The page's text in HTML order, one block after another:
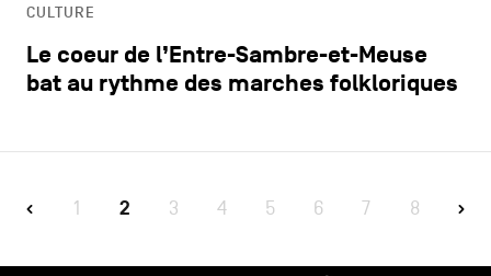
CULTURE
Le coeur de l’Entre-Sambre-et-Meuse
bat au rythme des marches folkloriques
1 2 3 4 5 6 7 8